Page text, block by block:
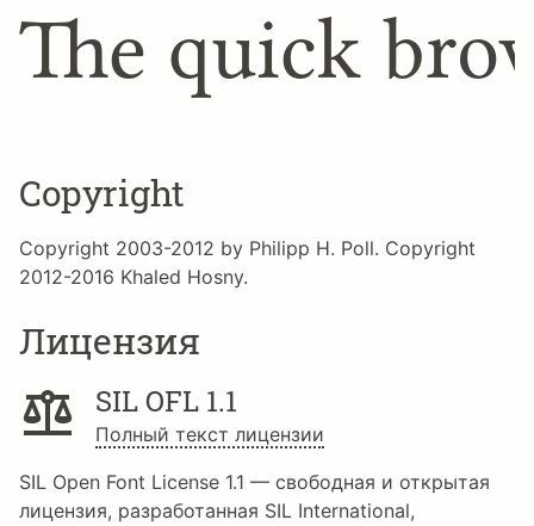
The quick
Copyright
Copyright 2003-2012 by Philipp H. Poll. Copyright
2012-2016 Khaled Hosny.
Лицензия
SIL OFL 1.1
Полный текст лицензии
SIL Open Font License 1.1 — свободная и открытая
лицензия, разработанная SIL International,